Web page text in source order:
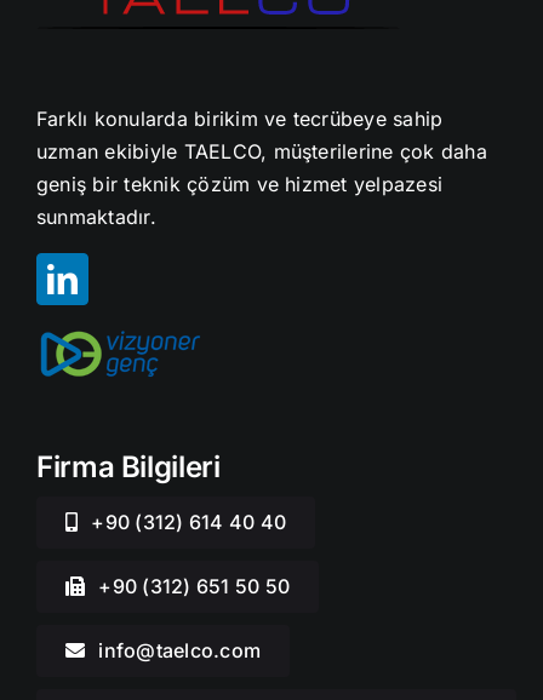
Farklı konularda birikim ve tecrübeye sahip
uzman ekibiyle TAELCO, müşterilerine çok daha
geniş bir teknik çözüm ve hizmet yelpazesi
sunmaktadır.
Firma Bilgileri
+90 (312) 614 40 40
+90 (312) 651 50 50
info@taelco.com